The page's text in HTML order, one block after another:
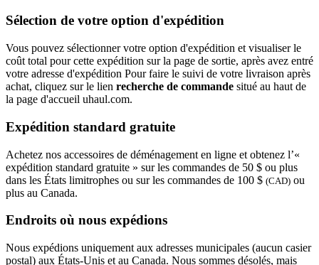
Sélection de votre option d'expédition
Vous pouvez sélectionner votre option d'expédition et visualiser le
coût total pour cette expédition sur la page de sortie, après avez entré
votre adresse d'expédition Pour faire le suivi de votre livraison après
achat, cliquez sur le lien recherche de commande situé au haut de
la page d'accueil uhaul.com.
Expédition standard gratuite
Achetez nos accessoires de déménagement en ligne et obtenez l’«
expédition standard gratuite » sur les commandes de 50 $ ou plus
dans les États limitrophes ou sur les commandes de 100 $ (CAD) ou
plus au Canada.
Endroits où nous expédions
Nous expédions uniquement aux adresses municipales (aucun casier
postal) aux États-Unis et au Canada. Nous sommes désolés, mais